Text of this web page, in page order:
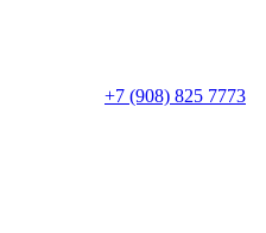
+7 (908) 825 7773